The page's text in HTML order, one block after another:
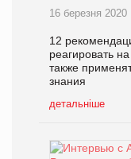
16 березня 2020
12
реагировать
также
знания
детальніше